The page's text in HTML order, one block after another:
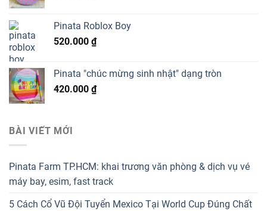
Pinata Roblox Boy
520.000 ₫
Pinata "chúc mừng sinh nhật" dạng tròn
420.000 ₫
BÀI VIẾT MỚI
Pinata Farm TP.HCM: khai trương văn phòng & dịch vụ vé
máy bay, esim, fast track
5 Cách Cổ Vũ Đội Tuyển Mexico Tại World Cup Đúng Chất